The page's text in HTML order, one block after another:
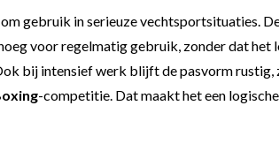
gebruik in serieuze vechtsportsituaties.
voor regelmatig gebruik, zonder dat
bij intensief werk blijft de pasvorm
-competitie. Dat maakt het een